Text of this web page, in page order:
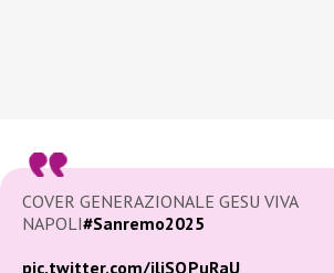
COVER GENERAZIONALE GESU VIVA
NAPOLI#Sanremo2025
pic.twitter.com/jliSQPuRaU